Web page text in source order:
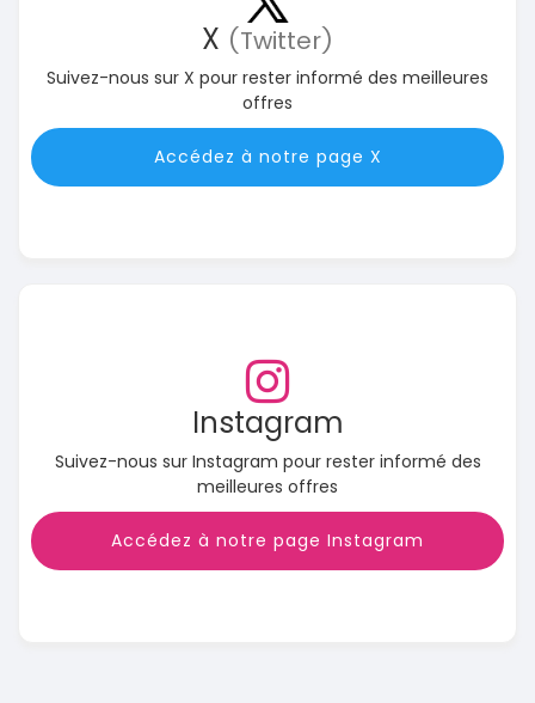
X (Twitter)
Suivez-nous sur X pour rester informé des meilleures
offres
Accédez à notre page X
Instagram
Suivez-nous sur Instagram pour rester informé des
meilleures offres
Accédez à notre page Instagram